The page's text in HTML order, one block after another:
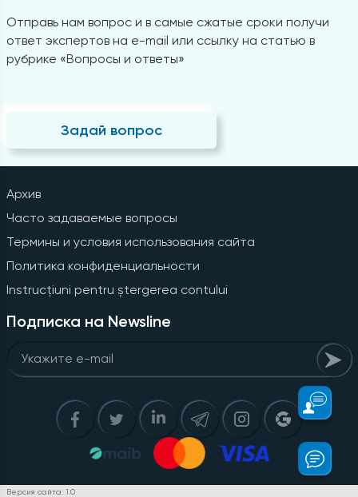
Отправь нам вопрос и в самые сжатые сроки получи
ответ экспертов на e-mail или ссылку на статью в
рубрике «Вопросы и ответы»
Задай вопрос
Архив
Часто задаваемые вопросы
Термины и условия использования сайта
Политика конфиденциальности
Instrucțiuni pentru ștergerea contului
Подписка на Newsline
Версия сайта: 1.0